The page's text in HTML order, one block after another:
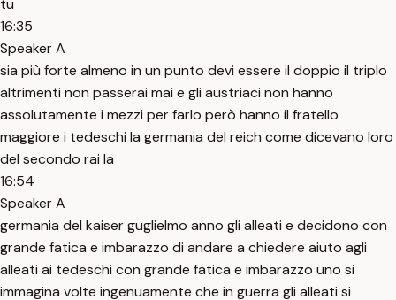
tu
16:35
Speaker A
sia più forte almeno in un punto devi essere il doppio il triplo
altrimenti non passerai mai e gli austriaci non hanno
assolutamente i mezzi per farlo però hanno il fratello
maggiore i tedeschi la germania del reich come dicevano loro
del secondo rai la
16:54
Speaker A
germania del kaiser guglielmo anno gli alleati e decidono con
grande fatica e imbarazzo di andare a chiedere aiuto agli
alleati ai tedeschi con grande fatica e imbarazzo uno si
immagina volte ingenuamente che in guerra gli alleati si